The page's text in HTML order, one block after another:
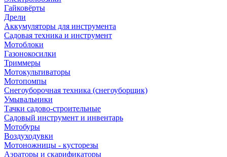
Гайковёрты
Дрели
Аккумуляторы для инструмента
Садовая техника и инструмент
Мотоблоки
Газонокосилки
Триммеры
Мотокультиваторы
Мотопомпы
Снегоуборочная техника (снегоуборщик)
Умывальники
Тачки садово-строительные
Садовый инструмент и инвентарь
Мотобуры
Воздуходувки
Мотоножницы - кусторезы
Аэраторы и скарификаторы